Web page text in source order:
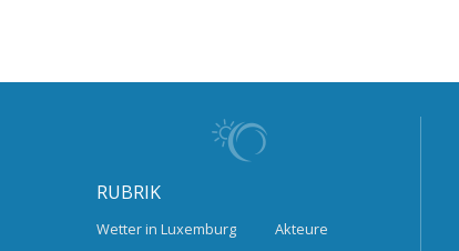
RUBRIK
Wetter in Luxemburg
Akteure